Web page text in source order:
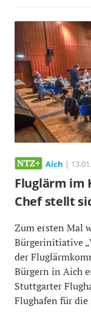
Aich |
Fluglärm im
Chef stellt
Zum ersten Mal
Bürgerinitiative
der
Bürgern in Aich
Stuttgarter
Flughafen für